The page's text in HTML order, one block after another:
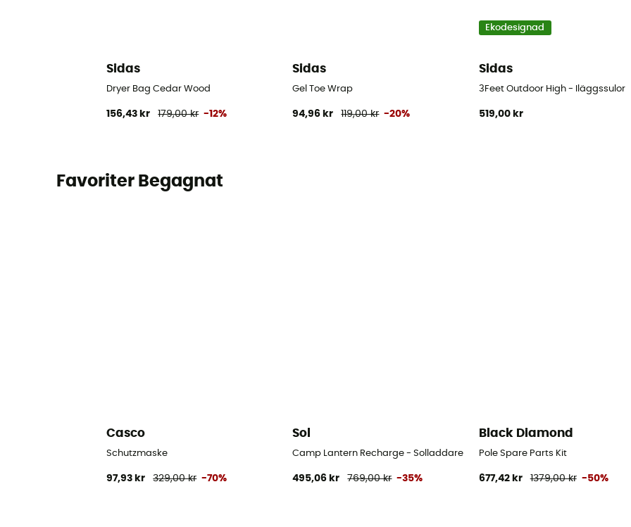
Sidas
Dryer Bag Cedar Wood
156,43 kr 179,00 kr -12%
Sidas
Gel Toe Wrap
94,96 kr 119,00 kr -20%
Ekodesignad
Sidas
3Feet Outdoor High - Iläggssulor
519,00 kr
Favoriter Begagnat
Casco
Schutzmaske
97,93 kr 329,00 kr -70%
Sol
Camp Lantern Recharge - Solladdare
495,06 kr 769,00 kr -35%
Black Diamond
Pole Spare Parts Kit
677,42 kr 1379,00 kr -50%